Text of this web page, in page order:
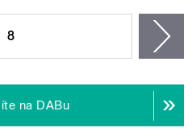
8
na DABu